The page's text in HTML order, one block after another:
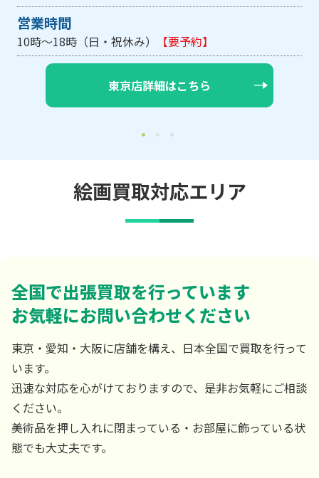
営業時間
10時～18時（日・祝休み/土曜は不定休）
大阪店詳細はこちら
絵画買取対応エリア
全国で出張買取を行っています
お気軽にお問い合わせください
東京・愛知・大阪に店舗を構え、日本全国で買取を行って
います。
迅速な対応を心がけておりますので、是非お気軽にご相談
ください。
美術品を押し入れに閉まっている・お部屋に飾っている状
態でも大丈夫です。